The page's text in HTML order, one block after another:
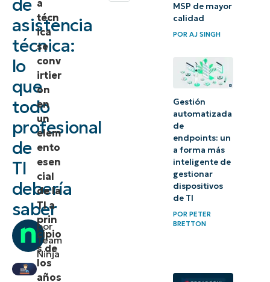
de
asistencia
técnica:
lo
que
todo
profesional
de
TI
debería
saber
por
Team
Ninja
asistencia
técnica?
asistencia
organización
a
técn
ica
se
conv
irtier
on
en
un
elem
ento
esen
cial
de la
TI a
prin
cipio
s de
los
años
MSP de mayor
calidad
PORAJ SINGH
Gestión
automatizada
de
endpoints: un
a forma más
inteligente de
gestionar
dispositivos
de TI
POR PETER
BRETTON